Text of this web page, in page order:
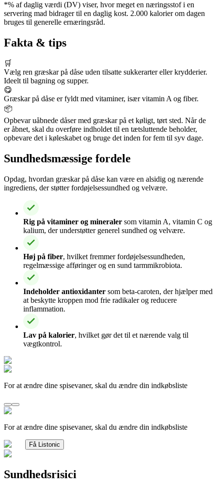
*% af daglig værdi (DV) viser, hvor meget en næringsstof i en
servering mad bidrager til en daglig kost. 2.000 kalorier om dagen
bruges til generelle ernæringsråd.
Fakta & tips
🛒
Vælg ren græskar på dåse uden tilsatte sukkerarter eller krydderier.
Ideelt til bagning og supper.
😋
Græskar på dåse er fyldt med vitaminer, især vitamin A og fiber.
📦
Opbevar uåbnede dåser med græskar på et køligt, tørt sted. Når de
er åbnet, skal du overføre indholdet til en tætsluttende beholder,
opbevare det i køleskabet og bruge det inden for fem til syv dage.
Sundhedsmæssige fordele
Opdag, hvordan græskar på dåse kan være en alsidig og nærende
ingrediens, der støtter fordøjelsessundhed og velvære.
Rig på vitaminer og mineraler som vitamin A, vitamin C og
kalium, der understøtter generel sundhed og velvære.
Høj på fiber, hvilket fremmer fordøjelsessundheden,
regelmæssige afføringer og en sund tarmmikrobiota.
Indeholder antioxidanter som beta-caroten, der hjælper med
at beskytte kroppen mod frie radikaler og reducere
inflammation.
Lav på kalorier, hvilket gør det til et nærende valg til
vægtkontrol.
For at ændre dine spisevaner, skal du ændre din indkøbsliste
For at ændre dine spisevaner, skal du ændre din indkøbsliste
Få Listonic
Sundhedsrisici